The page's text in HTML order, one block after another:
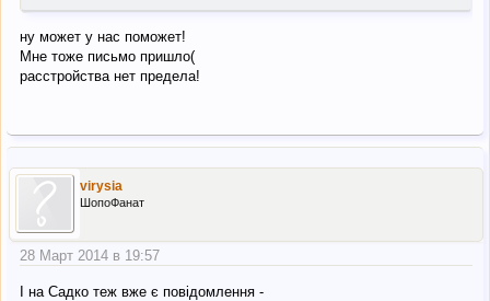
ну может у нас поможет!
Мне тоже письмо пришло(
расстройства нет предела!
virysia
ШопоФанат
28 Март 2014 в 19:57
І на Садко теж вже є повідомлення -